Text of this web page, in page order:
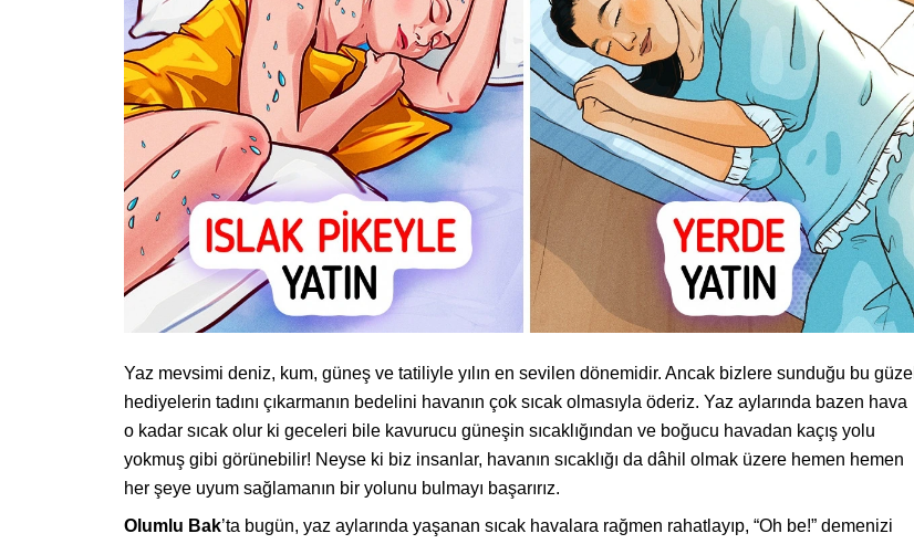
Yaz mevsimi deniz, kum, güneş ve tatiliyle yılın en sevilen dönemidir. Ancak bizlere sunduğu bu güzel
hediyelerin tadını çıkarmanın bedelini havanın çok sıcak olmasıyla öderiz. Yaz aylarında bazen hava
o kadar sıcak olur ki geceleri bile kavurucu güneşin sıcaklığından ve boğucu havadan kaçış yolu
yokmuş gibi görünebilir! Neyse ki biz insanlar, havanın sıcaklığı da dâhil olmak üzere hemen hemen
her şeye uyum sağlamanın bir yolunu bulmayı başarırız.
Olumlu Bak’ta bugün, yaz aylarında yaşanan sıcak havalara rağmen rahatlayıp, “Oh be!” demenizi